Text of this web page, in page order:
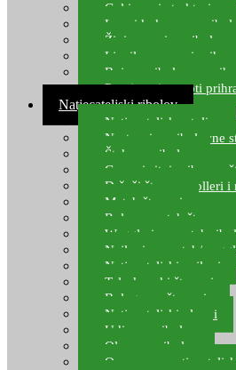
Gel i sprej atraktori za
Lovni kukuruz za
Živi mamci za ribolov
Ljepilo za crve i
Boje za ribolovnu
Provjereni recepti
Natjecateljski ribolov
Natjecateljske stolice
Nastavci za ribolovne
Šteke za ribolov
Gume i sitni pribor za
Držači štapova rolleri i
Match štapovi
Role za match štapove
Waggleri za match
Najloni za match/
Natjecateljski najloni
Teleskopski štapovi
Bolognese štapovi
Natjecateljski plovci
Udice za ribolov
Olovo za ribolov
Oprema za